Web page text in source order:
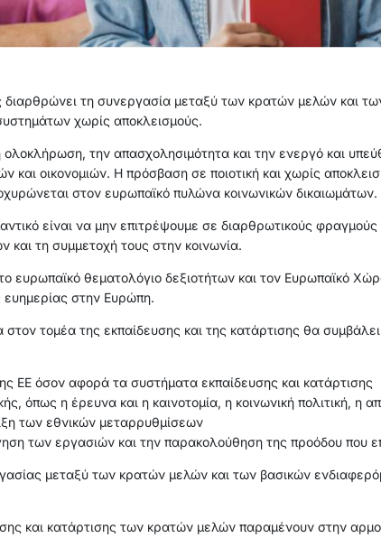
τη συνεργασία μεταξύ των κρατών μελών και
χωρίς αποκλεισμούς.
την απασχολησιμότητα και την ενεργό και
και οικονομιών. Η πρόσβαση σε ποιοτική και χωρίς
στον ευρωπαϊκό πυλώνα κοινωνικών δικαιωμάτων.
είναι να μην επιτρέψουμε σε διαρθρωτικούς
τη συμμετοχή τους στην κοινωνία.
ευρωπαϊκό θεματολόγιο δεξιοτήτων και τον Ευρωπαϊκό
ευημερίας στην Ευρώπη.
στον τομέα της εκπαίδευσης και της κατάρτισης θα
ΕΕ όσον αφορά τα συστήματα εκπαίδευσης και κατάρτισης
όπως η έρευνα και η καινοτομία, η κοινωνική πολιτική, η
των εθνικών μεταρρυθμίσεων
των εργασιών και την παρακολούθηση της προόδου που
μεταξύ των κρατών μελών και των βασικών
και κατάρτισης των κρατών μελών παραμένουν στην